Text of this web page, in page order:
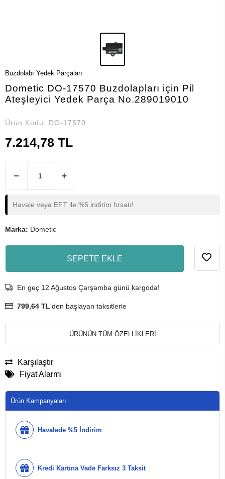
Buzdolabı Yedek Parçaları
Dometic DO-17570 Buzdolapları için Pil
Ateşleyici Yedek Parça No.289019010
Ürün Kodu: DO-17570
7.214,78 TL
Havale veya EFT ile %5 indirim fırsatı!
Marka: Dometic
SEPETE EKLE
En geç 12 Ağustos Çarşamba günü kargoda!
799,64 TL'den başlayan taksitlerle
ÜRÜNÜN TÜM ÖZELLİKLERİ
Karşılaştır
Fiyat Alarmı
Ürün Kampanyaları
Havalede %5 İndirim
Kredi Kartına Vade Farksız 3 Taksit